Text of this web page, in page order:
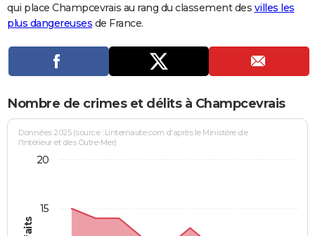
COPAINS D'AVANT
S'inscrire
Se connecter
Lycées
Collèges
Primaires
Universités
Entreprises
Service militaire
Avis de recherche
AVIS DE DÉCÈS
FORUM
Bricolage
Lifestyle
Culture
Sport
Auto
Television
Voyage
Cinema
qui place Champcevrais au rang du classement des villes les
plus dangereuses de France.
Nombre de crimes et délits à Champcevrais
Données 2025 (source : Linternaute.com d'après le Ministère de
l'Intérieur et des Outre-Mer)
15
20